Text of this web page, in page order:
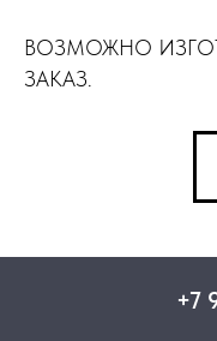
ВОЗМОЖНО
ЗАКАЗ.
+7